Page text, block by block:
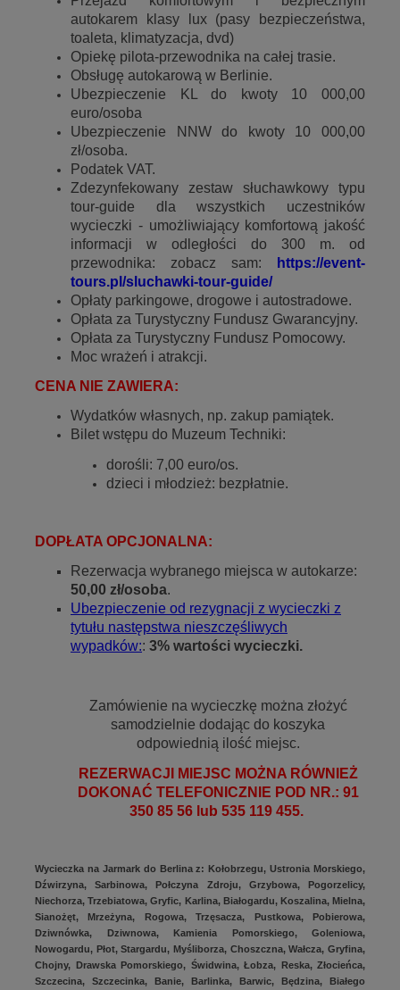
autokarem klasy lux (pasy bezpieczeństwa,
toaleta, klimatyzacja, dvd)
Opiekę pilota-przewodnika na całej trasie.
Obsługę autokarową w Berlinie.
Ubezpieczenie KL do kwoty 10 000,00
euro/osoba
Ubezpieczenie NNW do kwoty 10 000,00
zł/osoba.
Podatek VAT.
Zdezynfekowany zestaw słuchawkowy typu
tour-guide dla wszystkich uczestników
wycieczki - umożliwiający komfortową jakość
informacji w odległości do 300 m. od
przewodnika: zobacz sam:
https://event-
tours.pl/sluchawki-tour-guide/
Opłaty parkingowe, drogowe i autostradowe.
Opłata za Turystyczny Fundusz Gwarancyjny.
Opłata za Turystyczny Fundusz Pomocowy.
Moc wrażeń i atrakcji.
CENA NIE ZAWIERA:
Wydatków własnych, np. zakup pamiątek.
Bilet wstępu do Muzeum Techniki:
dorośli: 7,00 euro/os.
dzieci i młodzież: bezpłatnie.
DOPŁATA OPCJONALNA:
Rezerwacja wybranego miejsca w autokarze:
50,00 zł/osoba.
Ubezpieczenie od rezygnacji z wycieczki z
tytułu następstwa nieszczęśliwych
wypadków:: 3% wartości wycieczki.
Zamówienie na wycieczkę można złożyć
samodzielnie dodając do koszyka
odpowiednią ilość miejsc.
REZERWACJI MIEJSC MOŻNA RÓWNIEŻ
DOKONAĆ TELEFONICZNIE POD NR.: 91
350 85 56 lub 535 119 455.
Wycieczka na Jarmark do Berlina z: Kołobrzegu, Ustronia Morskiego,
Dźwirzyna, Sarbinowa, Połczyna Zdroju, Grzybowa, Pogorzelicy,
Niechorza, Trzebiatowa, Gryfic, Karlina, Białogardu, Koszalina, Mielna,
Sianożęt, Mrzeżyna, Rogowa, Trzęsacza, Pustkowa, Pobierowa,
Dziwnówka, Dziwnowa, Kamienia Pomorskiego, Goleniowa,
Nowogardu, Płot, Stargardu, Myśliborza, Choszczna, Wałcza, Gryfina,
Chojny, Drawska Pomorskiego, Świdwina, Łobza, Reska, Złocieńca,
Szczecina, Szczecinka, Banie, Barlinka, Barwic, Będzina, Białego